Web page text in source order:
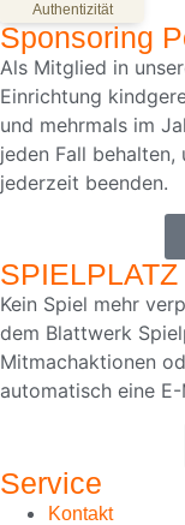
Authentizität
4,81
/
5,00
68
Bewertungen auf
Blick aufs
Sponsoring
Als Mitglied in
Einrichtung
und mehrmals im
jeden Fall behalten,
jederzeit beenden.
Kein Spiel mehr
dem Blattwerk
Mitmachaktionen
automatisch eine E-
Service
Kontakt